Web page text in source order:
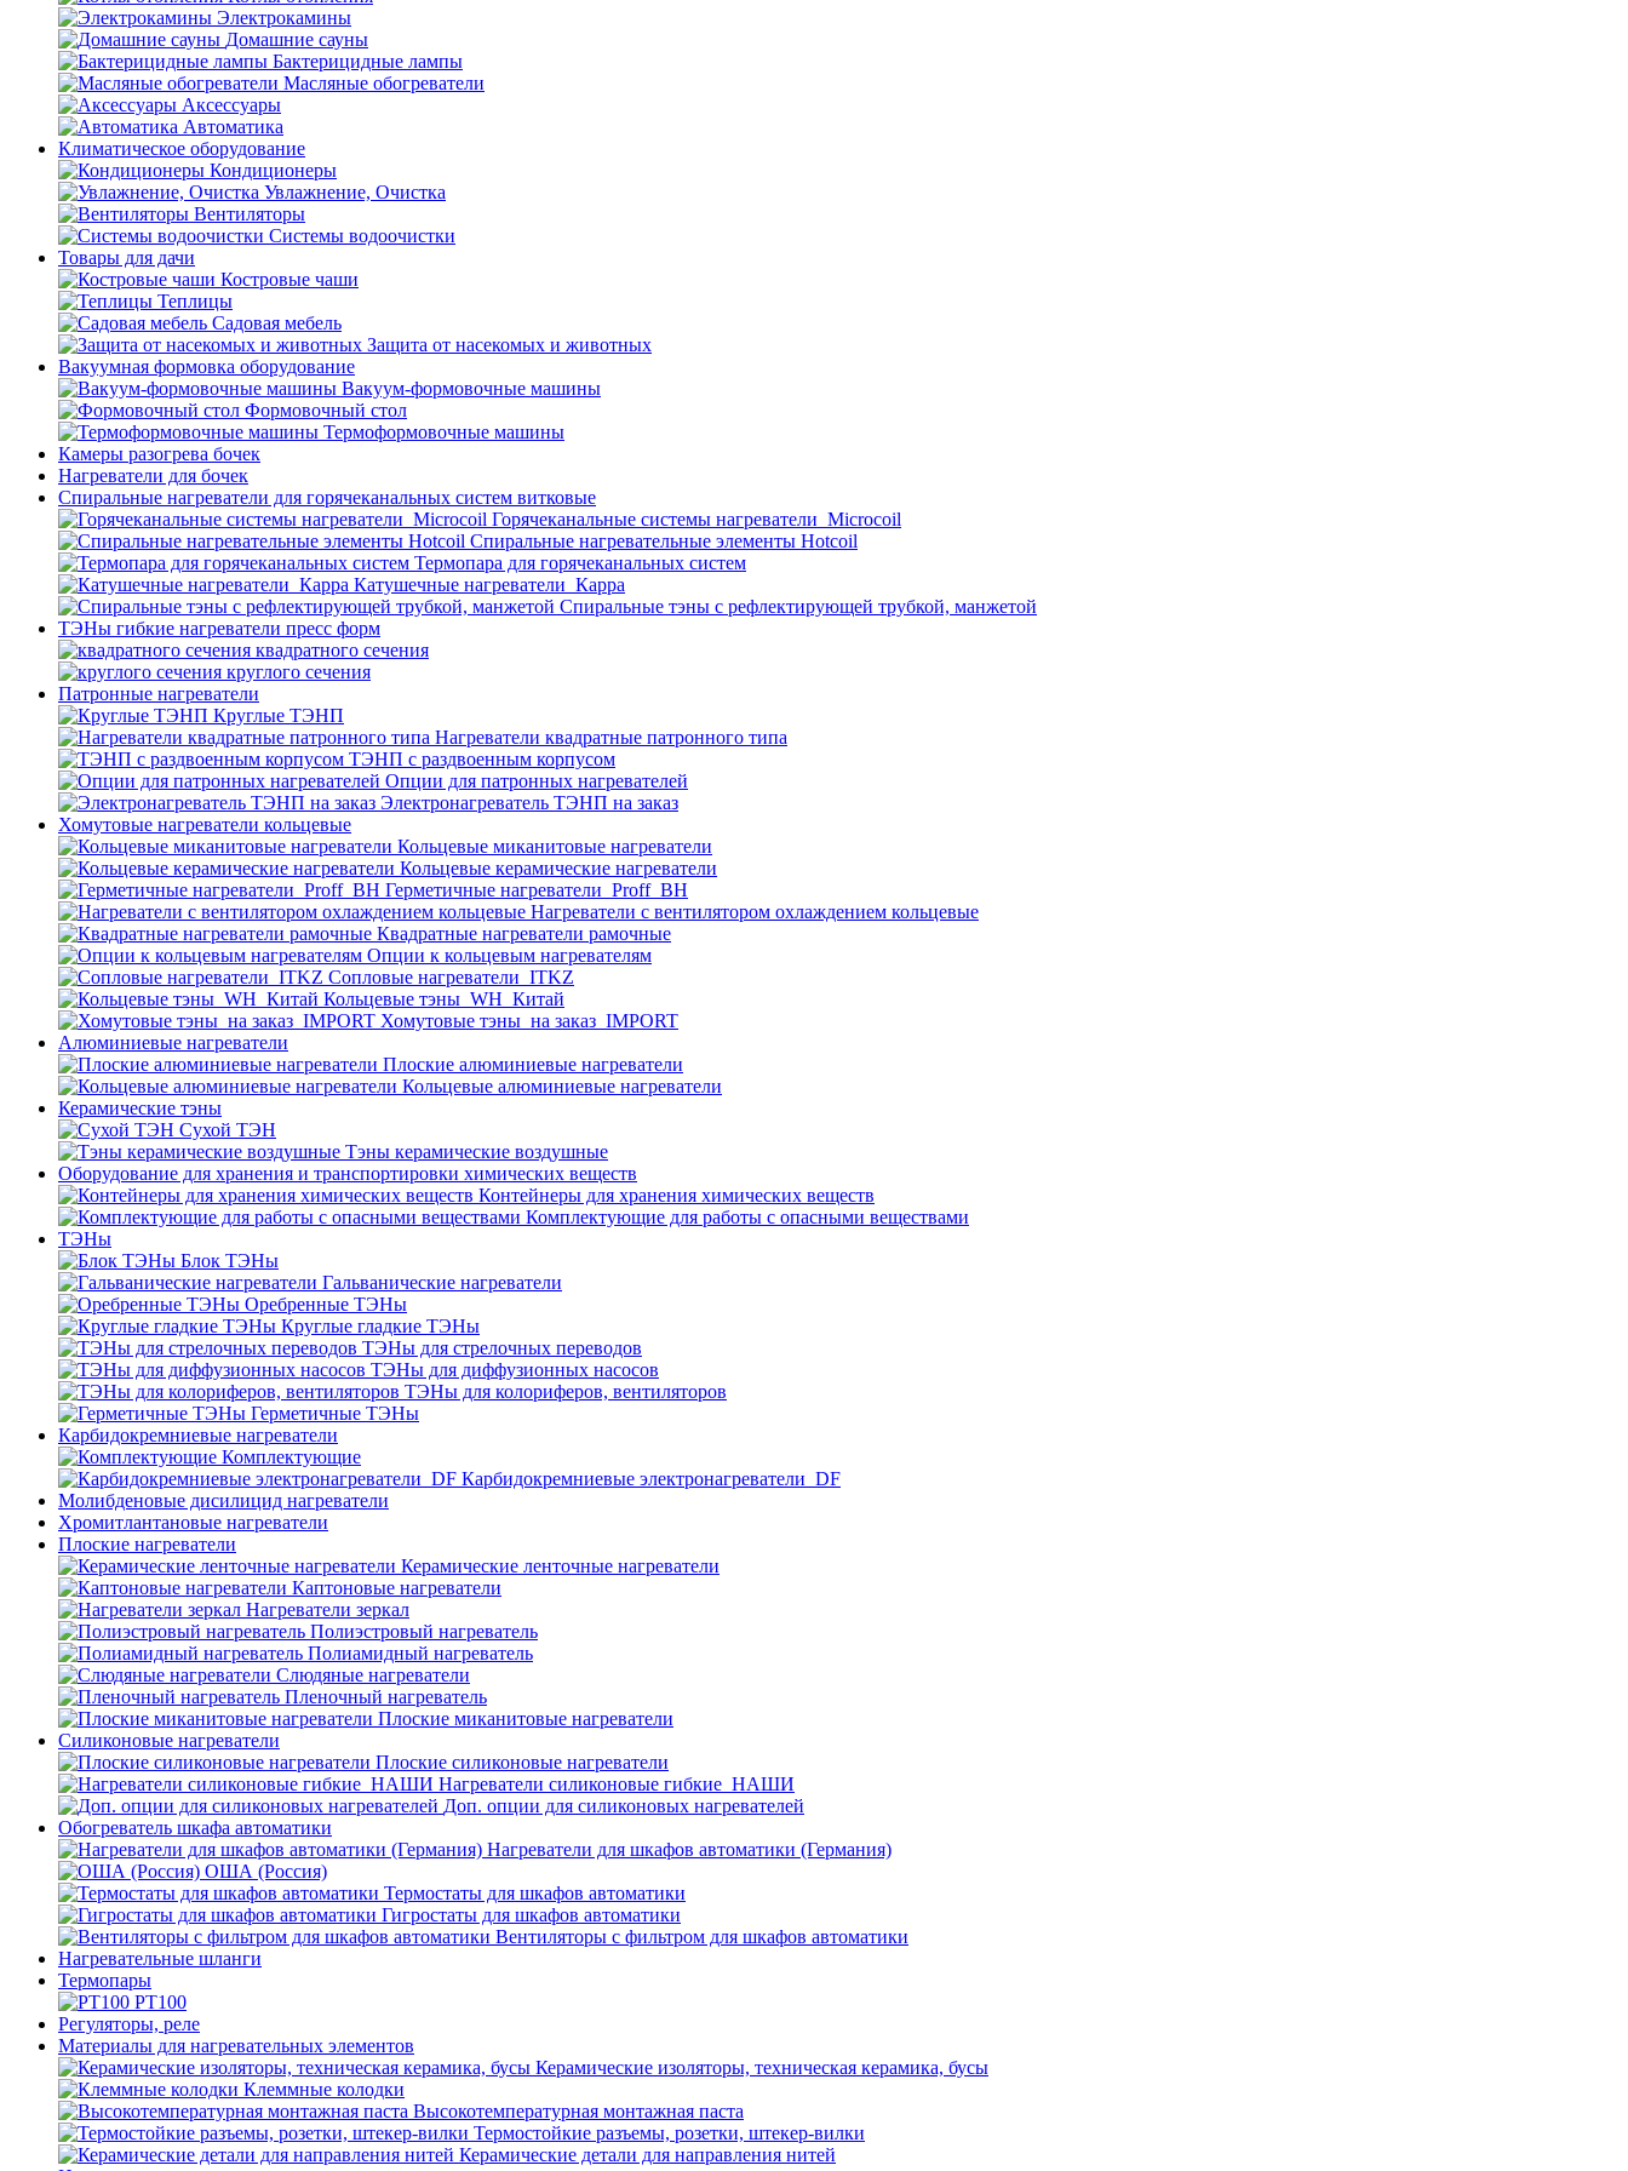
Электрокамины
Домашние сауны
Бактерицидные лампы
Масляные обогреватели
Аксессуары
Автоматика
Климатическое оборудование
Кондиционеры
Увлажнение, Очистка
Вентиляторы
Системы водоочистки
Товары для дачи
Костровые чаши
Теплицы
Садовая мебель
Защита от насекомых и животных
Вакуумная формовка оборудование
Вакуум-формовочные машины
Формовочный стол
Термоформовочные машины
Камеры разогрева бочек
Нагреватели для бочек
Спиральные нагреватели для горячеканальных систем витковые
Горячеканальные системы нагреватели_Microcoil
Спиральные нагревательные элементы Hotcoil
Термопара для горячеканальных систем
Катушечные нагреватели_Карра
Спиральные тэны с рефлектирующей трубкой, манжетой
ТЭНы гибкие нагреватели пресс форм
квадратного сечения
круглого сечения
Патронные нагреватели
Круглые ТЭНП
Нагреватели квадратные патронного типа
ТЭНП с раздвоенным корпусом
Опции для патронных нагревателей
Электронагреватель ТЭНП на заказ
Хомутовые нагреватели кольцевые
Кольцевые миканитовые нагреватели
Кольцевые керамические нагреватели
Герметичные нагреватели_Proff_BH
Нагреватели с вентилятором охлаждением кольцевые
Квадратные нагреватели рамочные
Опции к кольцевым нагревателям
Cопловые нагреватели_ITKZ
Кольцевые тэны_WH_Китай
Хомутовые тэны_на заказ_IMPORT
Алюминиевые нагреватели
Плоские алюминиевые нагреватели
Кольцевые алюминиевые нагреватели
Керамические тэны
Сухой ТЭН
Тэны керамические воздушные
Оборудование для хранения и транспортировки химических веществ
Контейнеры для хранения химических веществ
Комплектующие для работы с опасными веществами
ТЭНы
Блок ТЭНы
Гальванические нагреватели
Оребренные ТЭНы
Круглые гладкие ТЭНы
ТЭНы для стрелочных переводов
ТЭНы для диффузионных насосов
ТЭНы для колориферов, вентиляторов
Герметичные ТЭНы
Карбидокремниевые нагреватели
Комплектующие
Карбидокремниевые электронагреватели_DF
Молибденовые дисилицид нагреватели
Хромитлантановые нагреватели
Плоские нагреватели
Керамические ленточные нагреватели
Каптоновые нагреватели
Нагреватели зеркал
Полиэстровый нагреватель
Полиамидный нагреватель
Слюдяные нагреватели
Пленочный нагреватель
Плоские миканитовые нагреватели
Силиконовые нагреватели
Плоские силиконовые нагреватели
Нагреватели силиконовые гибкие_НАШИ
Доп. опции для силиконовых нагревателей
Обогреватель шкафа автоматики
Нагреватели для шкафов автоматики (Германия)
ОША (Россия)
Термостаты для шкафов автоматики
Гигростаты для шкафов автоматики
Вентиляторы с фильтром для шкафов автоматики
Нагревательные шланги
Термопары
PT100
Регуляторы, реле
Материалы для нагревательных элементов
Керамические изоляторы, техническая керамика, бусы
Клеммные колодки
Высокотемпературная монтажная паста
Термостойкие разъемы, розетки, штекер-вилки
Керамические детали для направления нитей